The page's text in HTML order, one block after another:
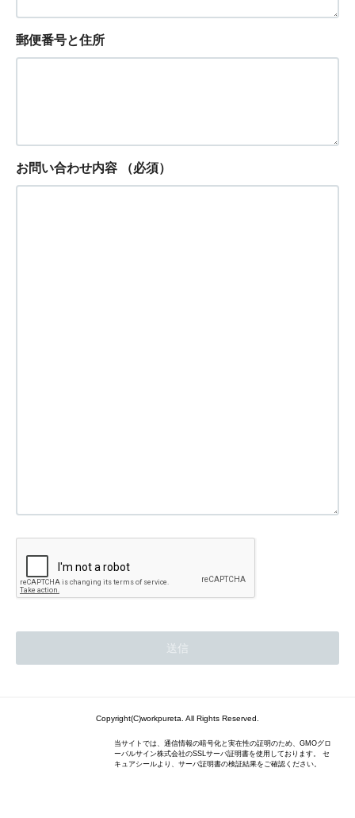
郵便番号と住所
お問い合わせ内容 （必須）
Copyright(C)workpureta. All Rights Reserved.
当サイトでは、通信情報の暗号化と実在性の証明のため、GMOグロ
ーバルサイン株式会社のSSLサーバ証明書を使用しております。 セ
キュアシールより、サーバ証明書の検証結果をご確認ください。